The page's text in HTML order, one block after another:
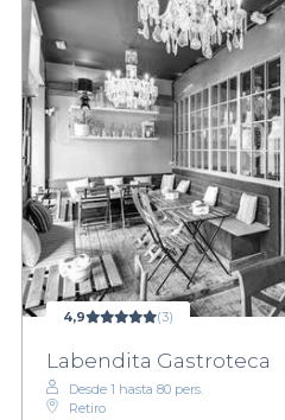
4,9 (3)
Labendita Gastroteca
Desde 1 hasta 80 pers.
Retiro